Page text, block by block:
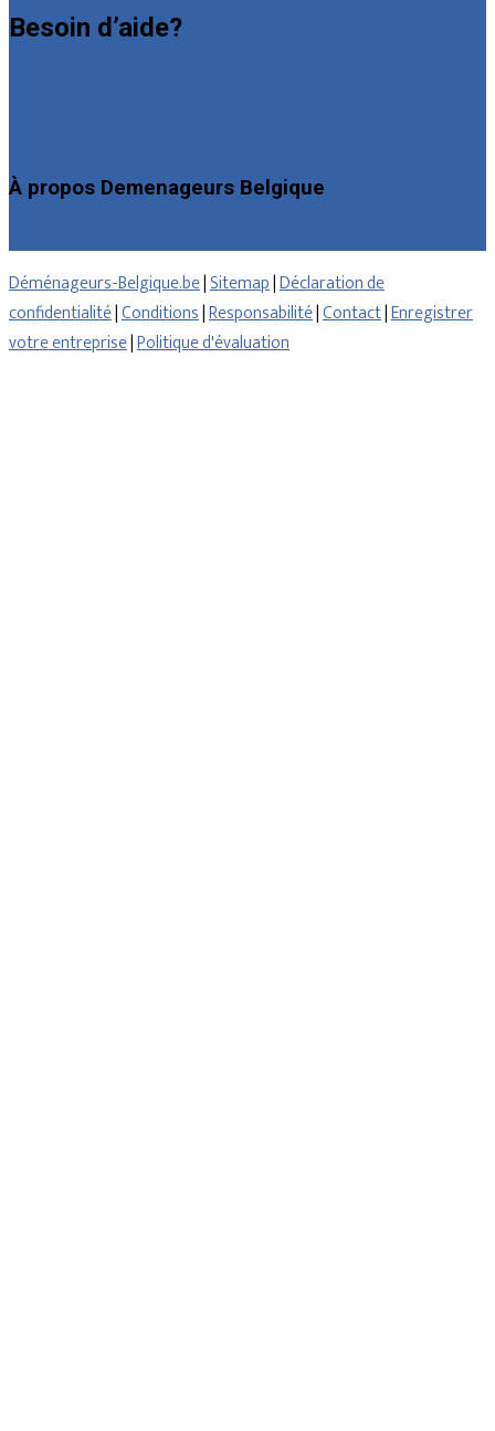
Besoin d’aide?
À propos Demenageurs Belgique
Déménageurs-Belgique.be|Sitemap|Déclaration de
confidentialité|Conditions|Responsabilité|Contact|Enregistrer
votre entreprise|Politique d'évaluation